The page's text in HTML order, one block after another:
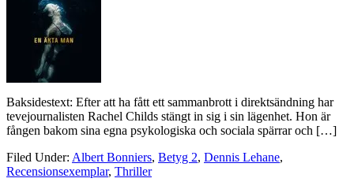
Baksidestext: Efter att ha fått ett sammanbrott i direktsändning har
tevejournalisten Rachel Childs stängt in sig i sin lägenhet. Hon är
fången bakom sina egna psykologiska och sociala spärrar och […]
Filed Under: Albert Bonniers, Betyg 2, Dennis Lehane,
Recensionsexemplar, Thriller